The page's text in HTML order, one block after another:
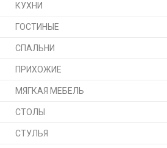
КУХНИ
ГОСТИНЫЕ
СПАЛЬНИ
ПРИХОЖИЕ
МЯГКАЯ МЕБЕЛЬ
СТОЛЫ
СТУЛЬЯ